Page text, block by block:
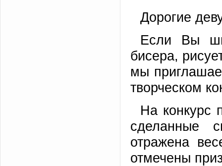
Дорогие
Если Вы
бисера,
мы
творческом
На конкурс
сделанные
отражена
отмечены